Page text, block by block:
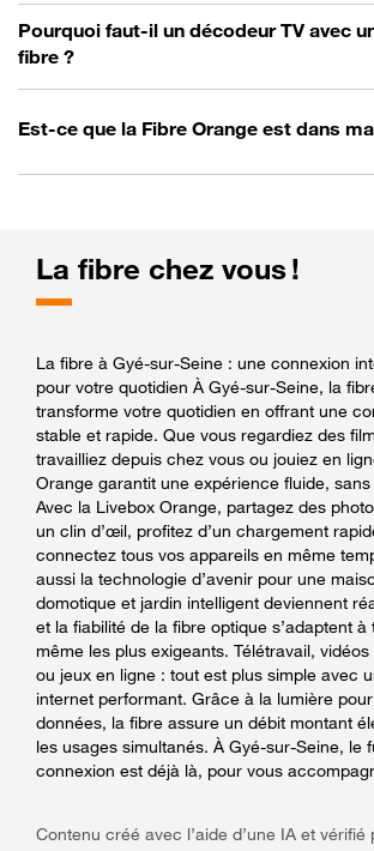
Pourquoi faut-il un décodeur TV avec
fibre ?
Est-ce que la Fibre Orange est dans
La fibre chez vous !
La fibre à Gyé-sur-Seine : une connexion
pour votre quotidien À Gyé-sur-Seine, la
transforme votre quotidien en offrant une
stable et rapide. Que vous regardiez des
travailliez depuis chez vous ou jouiez en
Orange garantit une expérience fluide,
Avec la Livebox Orange, partagez des
un clin d’œil, profitez d’un chargement
connectez tous vos appareils en même
aussi la technologie d’avenir pour une
domotique et jardin intelligent deviennent
et la fiabilité de la fibre optique s’adaptent à
même les plus exigeants. Télétravail,
ou jeux en ligne : tout est plus simple avec
internet performant. Grâce à la lumière
données, la fibre assure un débit montant
les usages simultanés. À Gyé-sur-Seine, le
connexion est déjà là, pour vous
Contenu créé avec l’aide d’une IA et vérifié